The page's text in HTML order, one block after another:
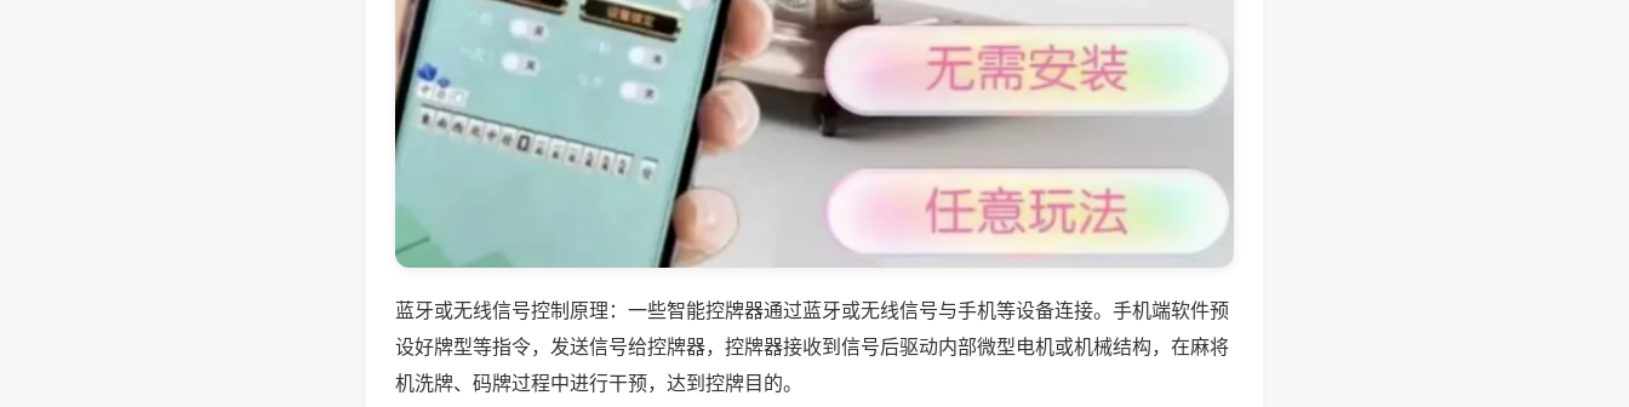
蓝牙或无线信号控制原理：一些智能控牌器通过蓝牙或无线信号与手机等设备连接。手机端软件预
设好牌型等指令，发送信号给控牌器，控牌器接收到信号后驱动内部微型电机或机械结构，在麻将
机洗牌、码牌过程中进行干预，达到控牌目的。